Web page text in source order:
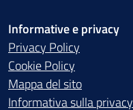
Informative e privacy
Privacy Policy
Cookie Policy
Mappa del sito
Informativa sulla privacy